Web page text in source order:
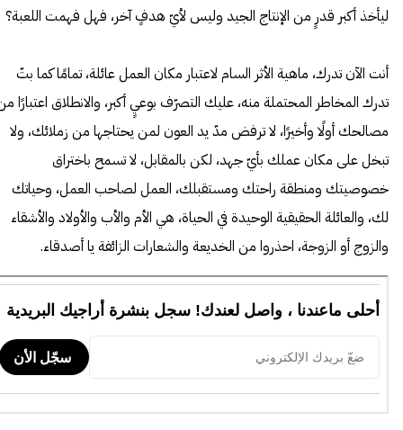
ليأخذ أكبر قدرٍ من الإنتاج الجيد وليس لأيّ هدفٍ آخر، فهل فهمت اللعبة؟
أنت الآن تدرك، ماهية الأثر السام لاعتبار مكان العمل عائلة، تمامًا كما بتّ
تدرك المخاطر المحتملة منه، عليك التصرّف بوعيٍ أكبر، والانطلاق اعتبارًا
مصالحك أولًا وأخيرًا، لا ترفض مدّ يد العون لمن يحتاجها من زملائك، ولا
تبخل على مكان عملك بأيّ جهد، لكن بالمقابل، لا تسمح باختراق
خصوصيتك ومنطقة راحتك ومستقبلك، العمل لصاحب العمل، وحياتك
لك، والعائلة الحقيقية الوحيدة في الحياة، هي الأم والأب والأولاد والأشقاء
والزوج أو الزوجة، احذروا من الخديعة والشعارات الزائفة يا أصدقاء.